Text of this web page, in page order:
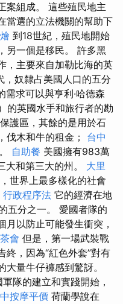
案組成。 這些殖民地主
當選的立法機關的幫助下
到18世紀，殖民地開始
另一個是移民。 許多黑
，主要來自加勒比海的英
，奴隸占美國人口的五分
需求可以與亨利·哈德森
的英國水手和旅行者的勘
護區，其餘的是用於石
伐木和牛的租金； 台中
自助餐 美國擁有983萬
大和第三大的州。 大里
世界上最多樣化的社會
行政程序法 它的經濟在地
五分之一。 愛國者隊的
月以防止可能發生衝突，
茶會 但是，第一場武裝戰
終，因為“紅色外套”對有
量牛仔褲感到驚訝。
隊的建立和實踐開始，
按摩平價 荷蘭學說在